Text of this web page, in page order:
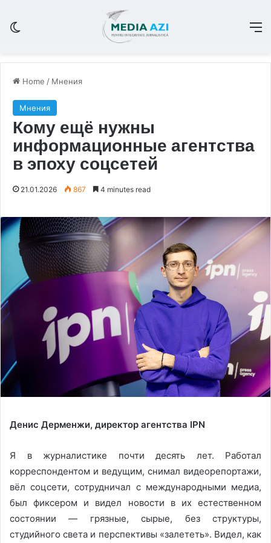
Home / Мнения
Мнения
Кому ещё нужны
информационные агентства
в эпоху соцсетей
21.01.2026 867 4 minutes read
Денис Дерменжи, директор агентства IPN
Я в журналистике почти десять лет. Работал
корреспондентом и ведущим, снимал видеорепортажи,
вёл соцсети, сотрудничал с международными медиа,
был фиксером и видел новости в их естественном
состоянии — грязные, сырые, без структуры,
студийного света и перспективы «залететь». Видел, как